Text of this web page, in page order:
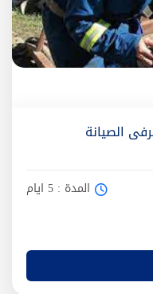
الصيانة
المدة : 5 ايام